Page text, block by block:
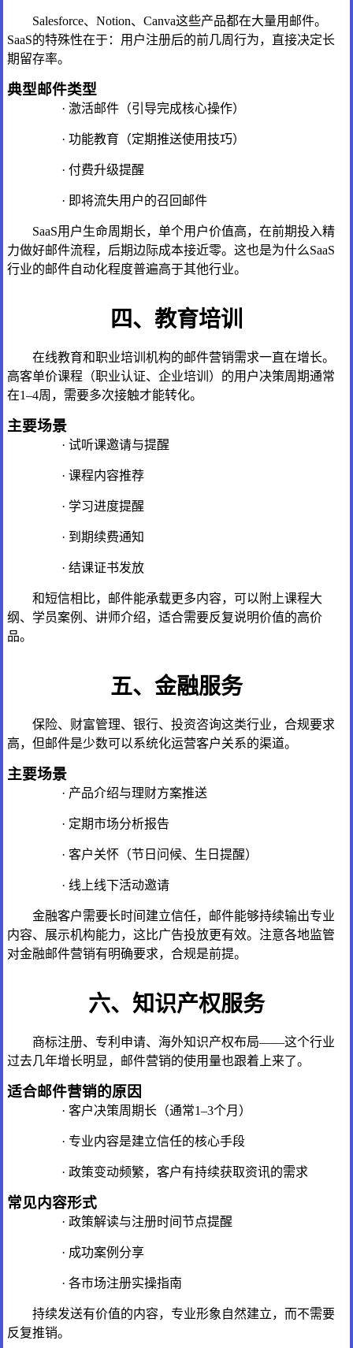
Salesforce、Notion、Canva这些产品都在大量用邮件。
SaaS的特殊性在于：用户注册后的前几周行为，直接决定长
期留存率。
典型邮件类型
· 激活邮件（引导完成核心操作）
· 功能教育（定期推送使用技巧）
· 付费升级提醒
· 即将流失用户的召回邮件
SaaS用户生命周期长，单个用户价值高，在前期投入精
力做好邮件流程，后期边际成本接近零。这也是为什么SaaS
行业的邮件自动化程度普遍高于其他行业。
四、教育培训
在线教育和职业培训机构的邮件营销需求一直在增长。
高客单价课程（职业认证、企业培训）的用户决策周期通常
在1–4周，需要多次接触才能转化。
主要场景
· 试听课邀请与提醒
· 课程内容推荐
· 学习进度提醒
· 到期续费通知
· 结课证书发放
和短信相比，邮件能承载更多内容，可以附上课程大
纲、学员案例、讲师介绍，适合需要反复说明价值的高价
品。
五、金融服务
保险、财富管理、银行、投资咨询这类行业，合规要求
高，但邮件是少数可以系统化运营客户关系的渠道。
主要场景
· 产品介绍与理财方案推送
· 定期市场分析报告
· 客户关怀（节日问候、生日提醒）
· 线上线下活动邀请
金融客户需要长时间建立信任，邮件能够持续输出专业
内容、展示机构能力，这比广告投放更有效。注意各地监管
对金融邮件营销有明确要求，合规是前提。
六、知识产权服务
商标注册、专利申请、海外知识产权布局——这个行业
过去几年增长明显，邮件营销的使用量也跟着上来了。
适合邮件营销的原因
· 客户决策周期长（通常1–3个月）
· 专业内容是建立信任的核心手段
· 政策变动频繁，客户有持续获取资讯的需求
常见内容形式
· 政策解读与注册时间节点提醒
· 成功案例分享
· 各市场注册实操指南
持续发送有价值的内容，专业形象自然建立，而不需要
反复推销。